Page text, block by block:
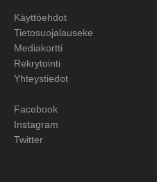
Käyttöehdot
Tietosuojalauseke
Mediakortti
Rekrytointi
Yhteystiedot
Facebook
Instagram
Twitter